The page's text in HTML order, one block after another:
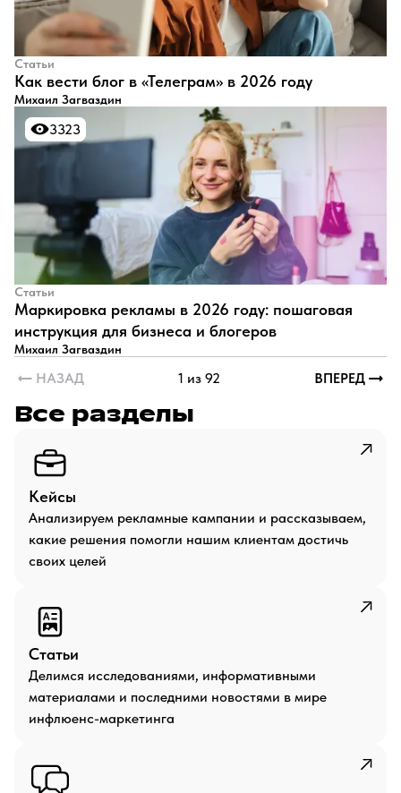
Статьи
Как вести блог в «Телеграм» в 2026 году
Михаил Загваздин
3323
3323
Статьи
Маркировка рекламы в 2026 году: пошаговая
инструкция для бизнеса и блогеров
Михаил Загваздин
НАЗАД 1 из 92 ВПЕРЕД
Все разделы
Кейсы
Анализируем рекламные кампании и рассказываем,
какие решения помогли нашим клиентам достичь
своих целей
Статьи
Делимся исследованиями, информативными
материалами и последними новостями в мире
инфлюенс-маркетинга